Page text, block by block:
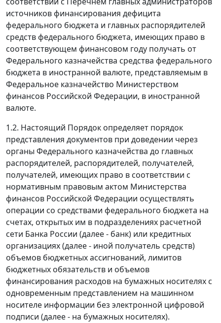
источников финансирования дефицита
федерального бюджета и главных распорядителей
средств федерального бюджета, имеющих право в
соответствующем финансовом году получать от
Федерального казначейства средства федерального
бюджета в иностранной валюте, представляемым в
Федеральное казначейство Министерством
финансов Российской Федерации, в иностранной
валюте.
1.2. Настоящий Порядок определяет порядок
представления документов при доведении через
органы Федерального казначейства до главных
распорядителей, распорядителей, получателей,
получателей, имеющих право в соответствии с
нормативным правовым актом Министерства
финансов Российской Федерации осуществлять
операции со средствами федерального бюджета на
счетах, открытых им в подразделениях расчетной
сети Банка России (далее - банк) или кредитных
организациях (далее - иной получатель средств)
объемов бюджетных ассигнований, лимитов
бюджетных обязательств и объемов
финансирования расходов на бумажных носителях с
одновременным представлением на машинном
носителе информации без электронной цифровой
подписи (далее - на бумажных носителях).